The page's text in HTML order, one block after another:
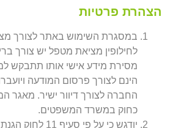
הצהרת פרטיות
במסגרת השימוש באתר לצורך
לחילופין מציאת מטפל יש צורך
מסירת מידע אישי אותו תתבקש
הינם לצורך פרסום המודעה
החברה לצורך דיוור ישיר. מאגר
כחוק במשרד המשפטים.
יודגש כי על פי